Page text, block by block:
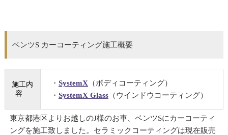
ベンツS カーコーティング施工概要
施工内
容
・ SystemX （ボディコーティング）
・ SystemX Glass（ウインドウコーティング）
東京都港区よりお越しのJ様のお車、ベンツSにカーコーティ
ングを施工致しました。セラミックコーティングは現在販売